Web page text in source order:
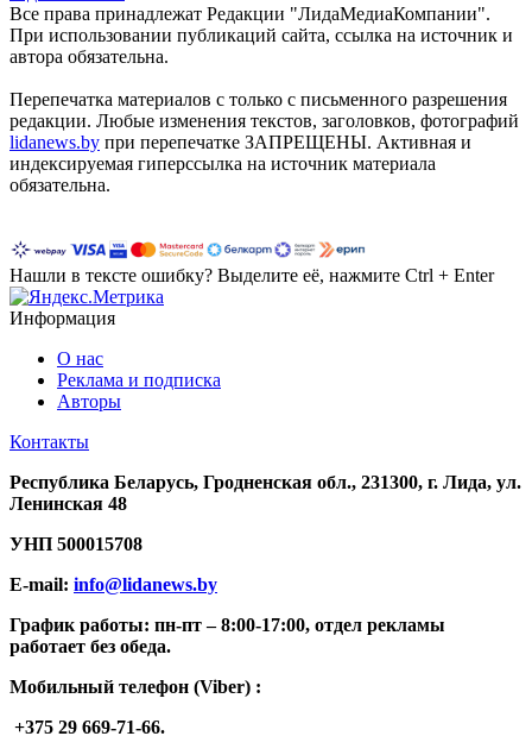
Все права принадлежат Редакции "ЛидаМедиаКомпании".
При использовании публикаций сайта, ссылка на источник и
автора обязательна.
Перепечатка материалов c только с письменного разрешения
редакции. Любые изменения текстов, заголовков, фотографий
lidanews.by при перепечатке ЗАПРЕЩЕНЫ. Активная и
индексируемая гиперссылка на источник материала
обязательна.
Нашли в тексте ошибку? Выделите её, нажмите Ctrl + Enter
Информация
О нас
Реклама и подписка
Авторы
Контакты
Республика Беларусь, Гродненская обл., 231300, г. Лида, ул.
Ленинская 48
УНП 500015708
E-mail: info@lidanews.by
График работы: пн-пт –8:00-17:00, отдел рекламы
работает без обеда.
Мобильный телефон (Viber) :
+375 29 669-71-66.